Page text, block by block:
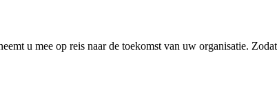
u mee op reis naar de toekomst van uw organisatie.